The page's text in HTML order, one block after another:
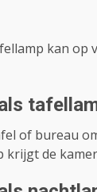
kan
of bureau
krijgt de